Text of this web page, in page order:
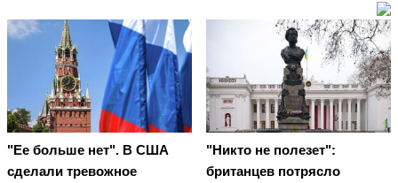
"Ее больше нет". В США
сделали тревожное
"Никто не полезет":
британцев потрясло